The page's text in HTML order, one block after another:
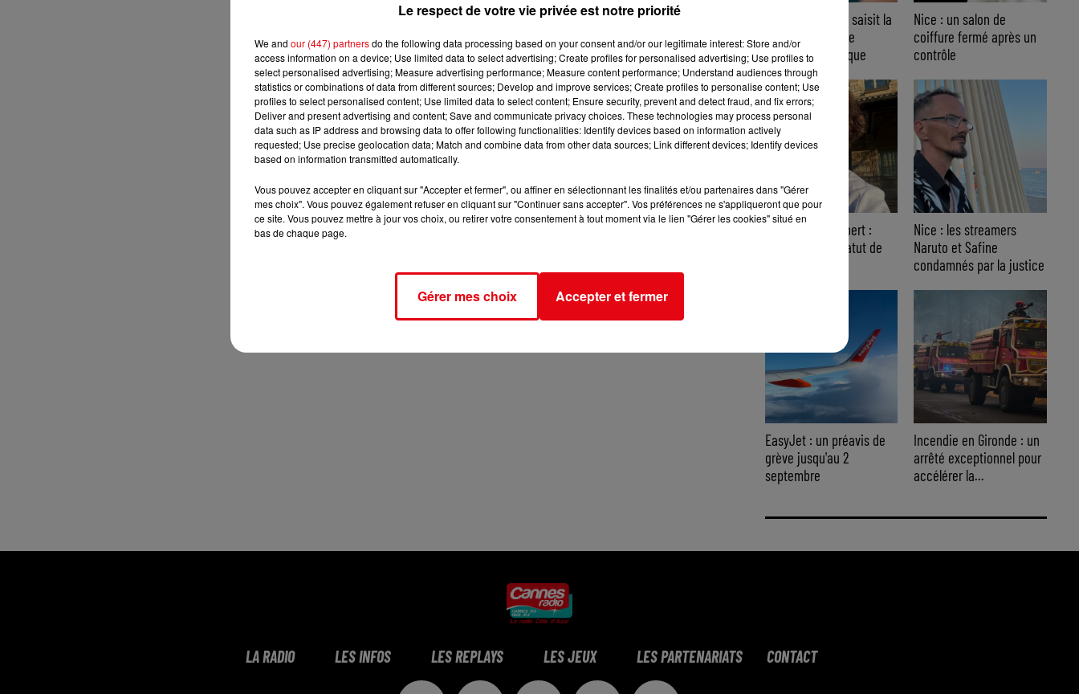
Nice : Éric Ciotti saisit la
justice après une
chanson polémique
Nice : un salon de
coiffure fermé après un
contrôle
Affaire Jean Imbert :
placé sous le statut de
Nice : les streamers
Naruto et Safine
condamnés par la justice
EasyJet : un préavis de
grève jusqu'au 2
septembre
Incendie en Gironde : un
arrêté exceptionnel pour
accélérer la...
LA RADIO LES INFOS LES REPLAYS LES JEUX LES PARTENARIATS CONTACT
Le respect de votre vie privée est notre priorité
We and our (447) partnersdo the following data processing based on your consent and/or our legitimate interest: Store and/or
access information on a device; Use limited data to select advertising; Create profiles for personalised advertising; Use profiles to
select personalised advertising; Measure advertising performance; Measure content performance; Understand audiences through
statistics or combinations of data from different sources; Develop and improve services; Create profiles to personalise content; Use
profiles to select personalised content; Use limited data to select content; Ensure security, prevent and detect fraud, and fix errors;
Deliver and present advertising and content; Save and communicate privacy choices. These technologies may process personal
data such as IP address and browsing data to offer following functionalities: Identify devices based on information actively
requested; Use precise geolocation data; Match and combine data from other data sources; Link different devices; Identify devices
based on information transmitted automatically.
Vous pouvez accepter en cliquant sur "Accepter et fermer", ou affiner en sélectionnant les finalités et/ou partenaires dans "Gérer
mes choix". Vous pouvez également refuser en cliquant sur "Continuer sans accepter". Vos préférences ne s'appliqueront que pour
ce site. Vous pouvez mettre à jour vos choix, ou retirer votre consentement à tout moment via le lien "Gérer les cookies" situé en
bas de chaque page.
Gérer mes choix Accepter et fermer